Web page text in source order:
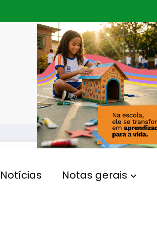
Notícias Notas gerais
MUNDO ANIMAL